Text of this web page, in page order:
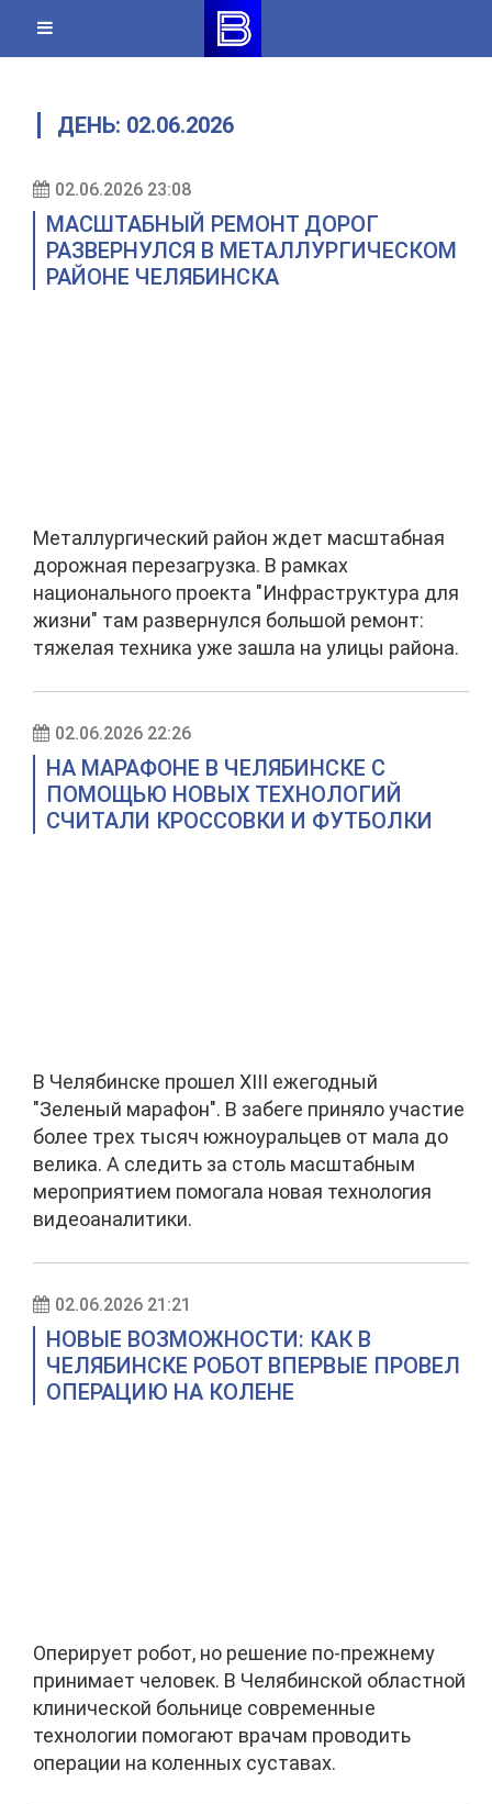
content
ДЕНЬ: 02.06.2026
02.06.2026 23:08
МАСШТАБНЫЙ РЕМОНТ ДОРОГ
РАЗВЕРНУЛСЯ В МЕТАЛЛУРГИЧЕСКОМ
РАЙОНЕ ЧЕЛЯБИНСКА
Металлургический район ждет масштабная
дорожная перезагрузка. В рамках
национального проекта "Инфраструктура для
жизни" там развернулся большой ремонт:
тяжелая техника уже зашла на улицы района.
02.06.2026 22:26
НА МАРАФОНЕ В ЧЕЛЯБИНСКЕ С
ПОМОЩЬЮ НОВЫХ ТЕХНОЛОГИЙ
СЧИТАЛИ КРОССОВКИ И ФУТБОЛКИ
В Челябинске прошел XIII ежегодный
"Зеленый марафон". В забеге приняло участие
более трех тысяч южноуральцев от мала до
велика. А следить за столь масштабным
мероприятием помогала новая технология
видеоаналитики.
02.06.2026 21:21
НОВЫЕ ВОЗМОЖНОСТИ: КАК В
ЧЕЛЯБИНСКЕ РОБОТ ВПЕРВЫЕ ПРОВЕЛ
ОПЕРАЦИЮ НА КОЛЕНЕ
Оперирует робот, но решение по-прежнему
принимает человек. В Челябинской областной
клинической больнице современные
технологии помогают врачам проводить
операции на коленных суставах.